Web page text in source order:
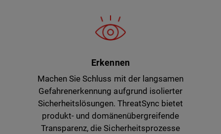
Erkennen
Machen Sie Schluss mit der langsamen
Gefahrenerkennung aufgrund isolierter
Sicherheitslösungen. ThreatSync bietet
produkt- und domänenübergreifende
Transparenz, die Sicherheitsprozesse